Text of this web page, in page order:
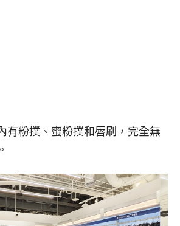
有粉撲、蜜粉撲和唇刷，完全無